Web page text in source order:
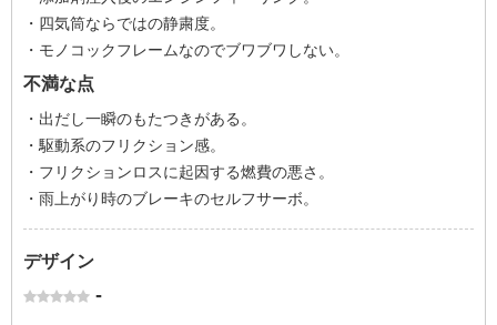
・四気筒ならではの静粛度。
・モノコックフレームなのでブワブワしない。
不満な点
・出だし一瞬のもたつきがある。
・駆動系のフリクション感。
・フリクションロスに起因する燃費の悪さ。
・雨上がり時のブレーキのセルフサーボ。
デザイン
-